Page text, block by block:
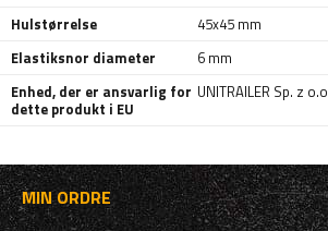
Hulstørrelse
45x45 mm
Elastiksnor diameter
6 mm
Enhed, der er ansvarlig for
dette produkt i EU
UNITRAILER Sp. z o.o
MIN ORDRE